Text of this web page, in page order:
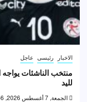
الاخبار رئيسى عاجل
منتخب الناشئات يواجه
لليد
الجمعة, 7 أغسطس 2026, 7:56 م